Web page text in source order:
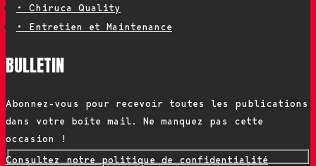
• Chiruca Quality
• Entretien et Maintenance
BULLETIN
Abonnez-vous pour recevoir toutes les publications
dans votre boîte mail. Ne manquez pas cette
occasion !
Consultez notre politique de confidentialité